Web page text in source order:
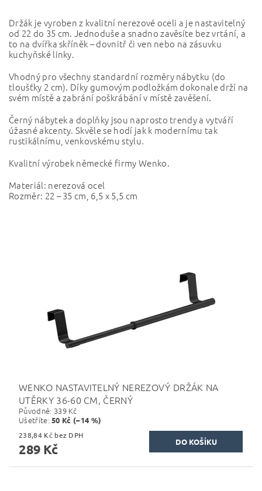
Držák je vyroben z kvalitní nerezové oceli a je nastavitelný
od 22 do 35 cm. Jednoduše a snadno zavěsíte bez vrtání, a
to na dvířka skříněk – dovnitř či ven nebo na zásuvku
kuchyňské linky.
Vhodný pro všechny standardní rozměry nábytku (do
tloušťky 2 cm). Díky gumovým podložkám dokonale drží na
svém místě a zabrání poškrábání v místě zavěšení.
Černý nábytek a doplňky jsou naprosto trendy a vytváří
úžasné akcenty. Skvěle se hodí jak k modernímu tak
rustikálnímu, venkovskému stylu.
Kvalitní výrobek německé firmy Wenko.
Materiál: nerezová ocel
Rozměr: 22 – 35 cm, 6,5 x 5,5 cm
WENKO NASTAVITELNÝ NEREZOVÝ DRŽÁK NA
UTĚRKY 36-60 CM, ČERNÝ
Původně: 339 Kč
Ušetříte:50 Kč (–14 %)
238,84 Kč bez DPH
289 Kč